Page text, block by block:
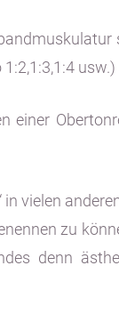
vielen
zu
denn